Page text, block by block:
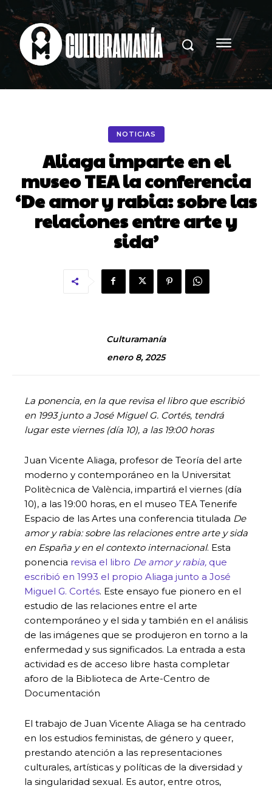
NOTICIAS
Aliaga imparte en el
museo TEA la conferencia
‘De amor y rabia: sobre las
relaciones entre arte y
sida’
Culturamanía
enero 8, 2025
La ponencia, en la que revisa el libro que escribió
en 1993 junto a José Miguel G. Cortés, tendrá
lugar este viernes (día 10), a las 19:00 horas
Juan Vicente Aliaga, profesor de Teoría del arte
moderno y contemporáneo en la Universitat
Politècnica de València, impartirá el viernes (día
10), a las 19:00 horas, en el museo TEA Tenerife
Espacio de las Artes una conferencia titulada De
amor y rabia: sobre las relaciones entre arte y sida
en España y en el contexto internacional. Esta
ponencia revisa el libro De amor y rabia, que
escribió en 1993 el propio Aliaga junto a José
Miguel G. Cortés. Este ensayo fue pionero en el
estudio de las relaciones entre el arte
contemporáneo y el sida y también en el análisis
de las imágenes que se produjeron en torno a la
enfermedad y sus significados. La entrada a esta
actividad es de acceso libre hasta completar
aforo de la Biblioteca de Arte-Centro de
Documentación
El trabajo de Juan Vicente Aliaga se ha centrado
en los estudios feministas, de género y queer,
prestando atención a las representaciones
culturales, artísticas y políticas de la diversidad y
la singularidad sexual. Es autor, entre otros,